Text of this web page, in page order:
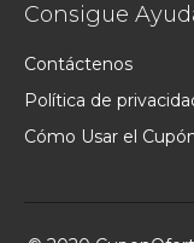
Consigue
Contáctenos
Política de
Cómo Usar el